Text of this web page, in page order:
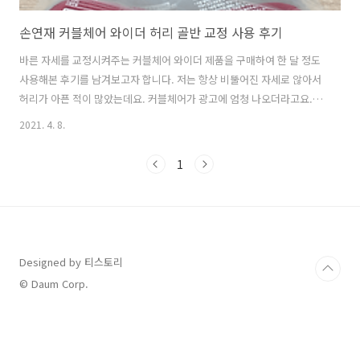
손연재 커블체어 와이더 허리 골반 교정 사용 후기
바른 자세를 교정시켜주는 커블체어 와이더 제품을 구매하여 한 달 정도
사용해본 후기를 남겨보고자 합니다. 저는 항상 비뚤어진 자세로 않아서
허리가 아픈 적이 많았는데요. 커블체어가 광고에 엄청 나오더라고요. 지
렛대 원리로 커블체어에 앉으면 엉덩이 부분을 상승시켜 허리를 지지하
의자에 앉으면 대부분 허리를 쫙 펴고 바르게 앉는 사람은 거의 없습니
2021. 4. 8.
1
Designed by 티스토리
© Daum Corp.